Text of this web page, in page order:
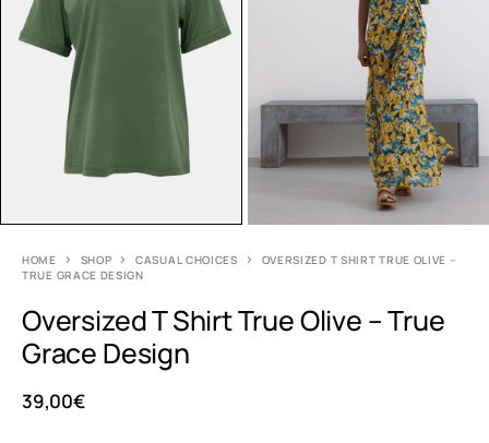
HOME SHOP CASUAL CHOICES
OVERSIZED T SHIRT TRUE OLIVE –
TRUE GRACE DESIGN
Oversized T Shirt True Olive – True
Grace Design
39,00€